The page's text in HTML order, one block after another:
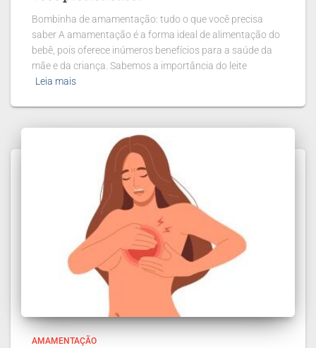
Bombinha de amamentação: tudo o que você precisa
saber A amamentação é a forma ideal de alimentação do
bebê, pois oferece inúmeros benefícios para a saúde da
mãe e da criança. Sabemos a importância do leite
Leia mais
AMAMENTAÇÃO